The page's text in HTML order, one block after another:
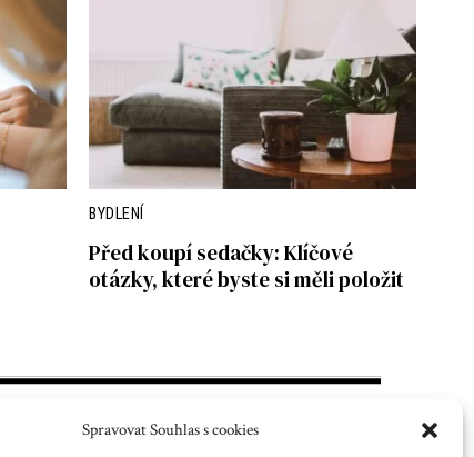
Spravovat Souhlas s cookies
BYDLENÍ
Před koupí sedačky: Klíčové
otázky, které byste si měli položit